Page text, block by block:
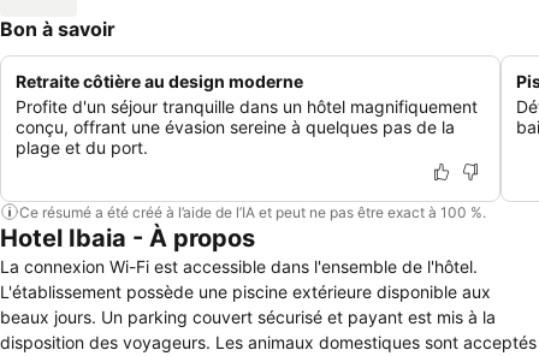
Bon à savoir
Retraite côtière au design moderne
Profite d'un séjour tranquille dans un hôtel magnifiquement
conçu, offrant une évasion sereine à quelques pas de la
plage et du port.
Ce résumé a été créé à l’aide de l’IA et peut ne pas être exact à 100 %.
Hotel Ibaia - À propos
La connexion Wi-Fi est accessible dans l'ensemble de l'hôtel.
L'établissement possède une piscine extérieure disponible aux
beaux jours. Un parking couvert sécurisé et payant est mis à la
disposition des voyageurs. Les animaux domestiques sont acceptés